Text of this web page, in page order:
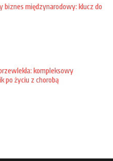
biznes międzynarodowy: klucz do
kompleksowy
po życiu z chorobą